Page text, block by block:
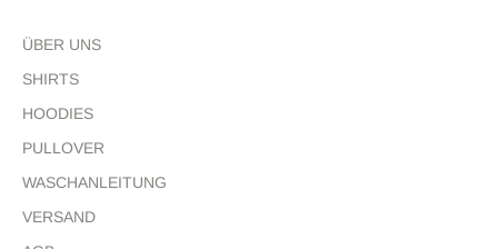
ÜBER UNS
SHIRTS
HOODIES
PULLOVER
WASCHANLEITUNG
VERSAND